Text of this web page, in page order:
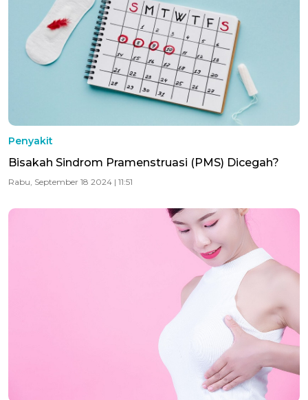
Penyakit
Bisakah Sindrom Pramenstruasi (PMS) Dicegah?
Rabu, September 18 2024 | 11:51